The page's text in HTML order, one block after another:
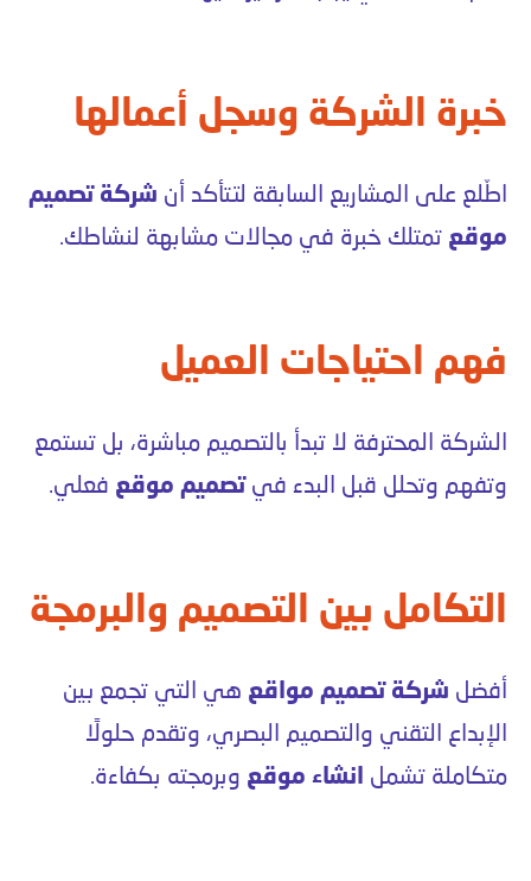
خبرة الشركة وسجل أعمالها
اطّلع على المشاريع السابقة لتتأكد أن شركة تصميم
موقع تمتلك خبرة في مجالات مشابهة لنشاطك.
فهم احتياجات العميل
الشركة المحترفة لا تبدأ بالتصميم مباشرة، بل تستمع
وتفهم وتحلل قبل البدء فيتصميم موقع فعلي.
التكامل بين التصميم والبرمجة
أفضل شركة تصميم مواقع هي التي تجمع بين
الإبداع التقني والتصميم البصري، وتقدم حلولًا
متكاملة تشمل
انشاء موقع وبرمجته بكفاءة.